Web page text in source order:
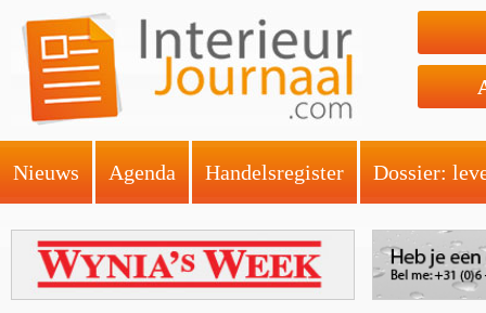
Nieuws Agenda Handelsregister Dossier: